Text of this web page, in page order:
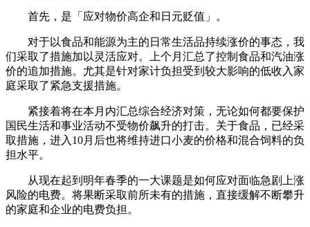
首先，是「应对物价高企和日元贬值」。
对于以食品和能源为主的日常生活品持续涨价的事态，我
们采取了措施加以灵活应对。上个月汇总了控制食品和汽油涨
价的追加措施。尤其是针对家计负担受到较大影响的低收入家
庭采取了紧急支援措施。
紧接着将在本月内汇总综合经济对策，无论如何都要保护
国民生活和事业活动不受物价飙升的打击。关于食品，已经采
取措施，进入10月后也将维持进口小麦的价格和混合饲料的负
担水平。
从现在起到明年春季的一大课题是如何应对面临急剧上涨
风险的电费。将果断采取前所未有的措施，直接缓解不断攀升
的家庭和企业的电费负担。